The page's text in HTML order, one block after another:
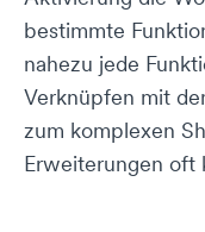
bestimmte
nahezu jede
Verknüpfen mit
zum komplexen
Erweiterungen oft